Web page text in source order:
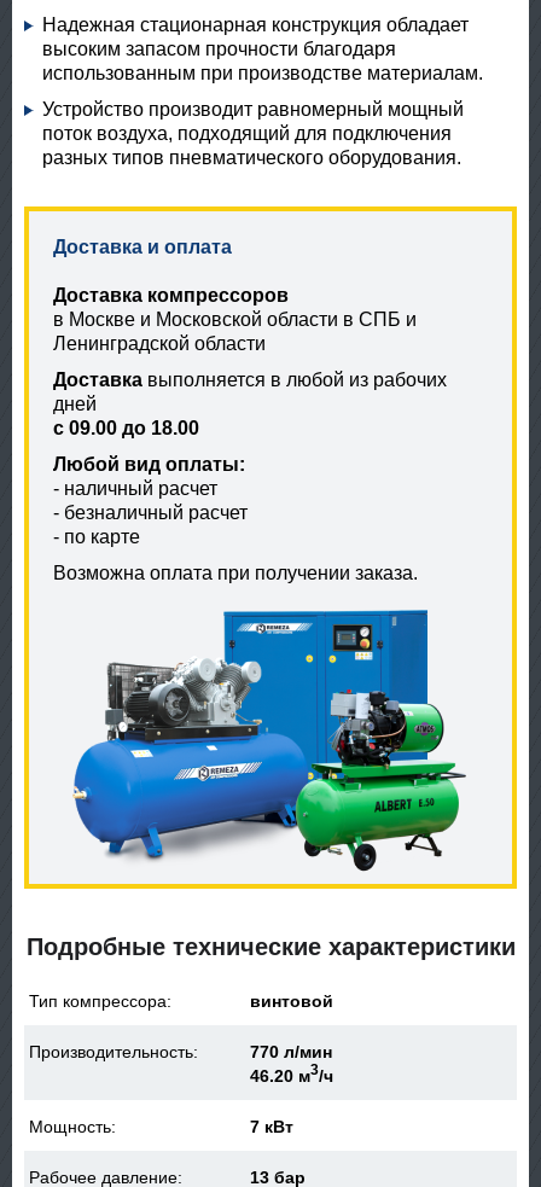
Надежная стационарная конструкция обладает
высоким запасом прочности благодаря
использованным при производстве материалам.
Устройство производит равномерный мощный
поток воздуха, подходящий для подключения
разных типов пневматического оборудования.
Доставка и оплата
Доставка компрессоров
в Москве и Московской области в СПБ и
Ленинградской области
Доставка выполняется в любой из рабочих
дней
с 09.00 до 18.00
Любой вид оплаты:
- наличный расчет
- безналичный расчет
- по карте
Возможна оплата при получении заказа.
Подробные технические характеристики
Тип компрессора: винтовой
Производительность:
770 л/мин
46.20 м3/ч
Мощность: 7 кВт
Рабочее давление: 13 бар